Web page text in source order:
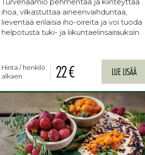
ihoa, vilkastuttaa aineenvaihduntaa,
lieventää erilaisia iho-oireita ja voi tuoda
helpotusta tuki- ja liikuntaelinsairauksiin.
Hinta / henkilö
alkaen
22 € LUE LISÄÄ